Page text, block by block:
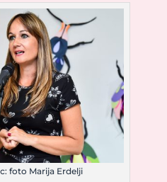
foto Marija Erdelji